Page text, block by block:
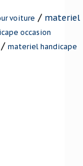
voiture / materiel
occasion
/ materiel handicape